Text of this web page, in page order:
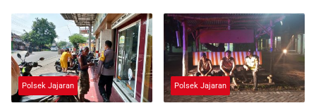
dengan warga
Polsek Jajaran Polsek Jajaran